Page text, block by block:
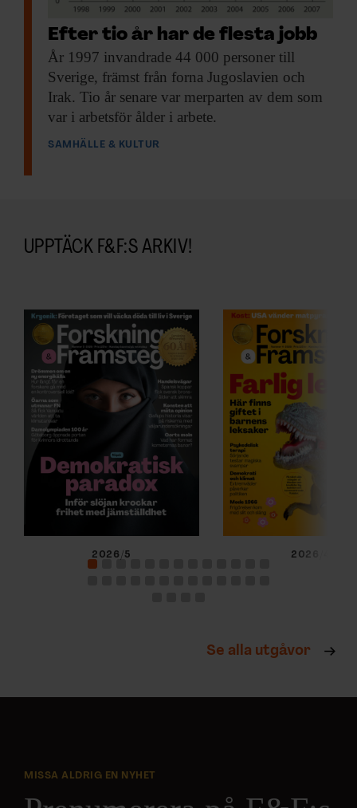
Efter tio år har de flesta jobb
År 1997 invandrade 44 000 personer till
Sverige, främst från forna Jugoslavien och
Irak. Tio år senare var merparten av dem som
var i arbetsför ålder i arbete.
SAMHÄLLE & KULTUR
UPPTÄCK F&F:S ARKIV!
2026/5 2026/4
Se alla utgåvor
MISSA ALDRIG EN NYHET